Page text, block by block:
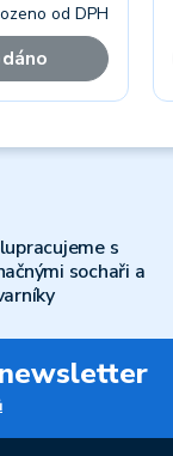
od DPH
s
sochaři a